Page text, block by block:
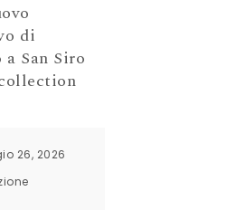
di
San Siro
26, 2026